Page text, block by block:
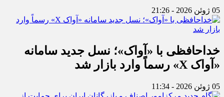
05 ژوئن 2026 - 21:26
خداحافظی با «آواک»؛ نسل جدید سامانه
«آواک X» رسماً وارد بازار شد
05 ژوئن 2026 - 11:34